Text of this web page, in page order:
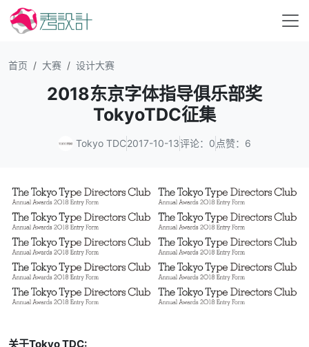
首页 大赛 设计大赛
2018东京字体指导俱乐部奖
TokyoTDC征集
Tokyo TDC2017-10-13评论：0 点赞：6
关于Tokyo TDC: